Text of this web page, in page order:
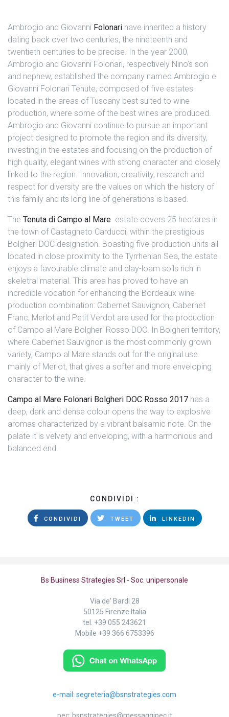
Ambrogio and Giovanni Folonari have inherited a history
dating back over two centuries, the nineteenth and
twentieth centuries to be precise. In the year 2000,
Ambrogio and Giovanni Folonari, respectively Nino’s son
and nephew, established the company named Ambrogio e
Giovanni Folonari Tenute, composed of five estates
located in the areas of Tuscany best suited to wine
production, where some of the best wines are produced.
Ambrogio and Giovanni continue to pursue an important
project designed to promote the region and its diversity,
investing in the estates and focusing on the production of
high quality, elegant wines with strong character and closely
linked to the region. Innovation, creativity, research and
respect for diversity are the values on which the history of
this family and its long line of generations is based.
The Tenuta di Campo al Mare estate covers 25 hectares in
the town of Castagneto Carducci, within the prestigious
Bolgheri DOC designation. Boasting five production units all
located in close proximity to the Tyrrhenian Sea, the estate
enjoys a favourable climate and clay-loam soils rich in
skeletral material. This area has proved to have an
incredible vocation for enhancing the Bordeaux wine
production combination: Cabernet Sauvignon, Cabernet
Franc, Merlot and Petit Verdot are used for the production
of Campo al Mare Bolgheri Rosso DOC. In Bolgheri territory,
where Cabernet Sauvignon is the most commonly grown
variety, Campo al Mare stands out for the original use
mainly of Merlot, that gives a softer and more enveloping
character to the wine.
Campo al Mare Folonari Bolgheri DOC Rosso 2017 has a
deep, dark and dense colour opens the way to explosive
aromas characterized by a vibrant balsamic note. On the
palate it is velvety and enveloping, with a harmonious and
balanced end.
CONDIVIDI :
CONDIVIDI TWEET LINKEDIN
Bs Business Strategies Srl - Soc. unipersonale
Via de' Bardi 28
50125 Firenze Italia
tel. +39 055 243621
Mobile +39 366 6753396
e-mail: segreteria@bsnstrategies.com
pec: bsnstrategies@messaggipec.it